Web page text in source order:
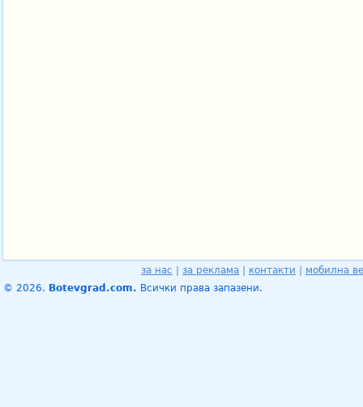
за нас за реклама контакти
мобилна
© 2026. Botevgrad.com. Всички права запазени.